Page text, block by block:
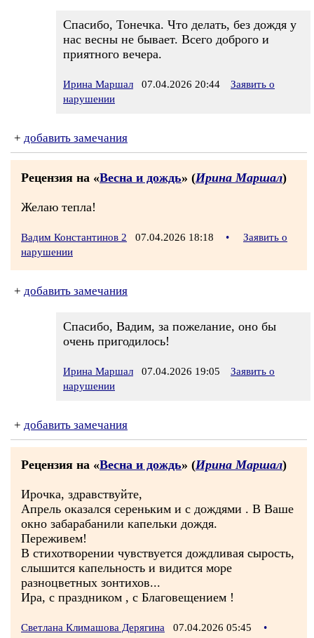
Спасибо, Тонечка. Что делать, без дождя у
нас весны не бывает. Всего доброго и
приятного вечера.
Ирина Маршал 07.04.2026 20:44
Заявить о
нарушении
+ добавить замечания
Рецензия на «Весна и дождь» (Ирина Маршал)
Желаю тепла!
Вадим Константинов 2 07.04.2026 18:18 •
Заявить о
нарушении
+ добавить замечания
Спасибо, Вадим, за пожелание, оно бы
очень пригодилось!
Ирина Маршал 07.04.2026 19:05
Заявить о
нарушении
+ добавить замечания
Рецензия на «Весна и дождь» (Ирина Маршал)
Ирочка, здравствуйте,
Апрель оказался сереньким и с дождями . В Ваше
окно забарабанили капельки дождя.
Переживем!
В стихотворении чувствуется дождливая сырость,
слышится капельность и видится море
разноцветных зонтихов...
Ира, с праздником , с Благовещением !
Светлана Климашова Дерягина 07.04.2026 05:45
•